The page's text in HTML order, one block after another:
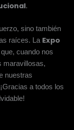
.
sino también
raíces. La Expo
cuando nos
maravillosas,
nuestras
a todos los